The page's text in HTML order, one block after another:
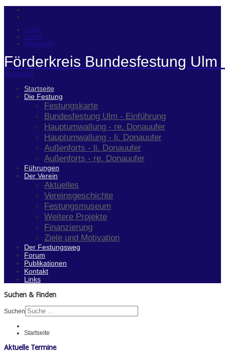
Login
Suche
Impressum
Förderkreis Bundesfestung Ulm
Navigation
Startseite
Die Festung
Festungskarte
Bundesfestung Ulm - Einführung
Hauptumwallung - re. Donauufer
Hauptumwallung - li. Donauufer
Außenforts - li. Donauufer
Außenforts - re. Donauufer
Führungen
Der Verein
Aktuelles
Vereinsgeschichte
Festungsmuseum
Weitere Projekte
Finanzierung
Ziele und Motivation
Der Festungsweg
Forum
Publikationen
Kontakt
Links
Suchen & Finden
Suchen
Startseite
Aktuelle Termine